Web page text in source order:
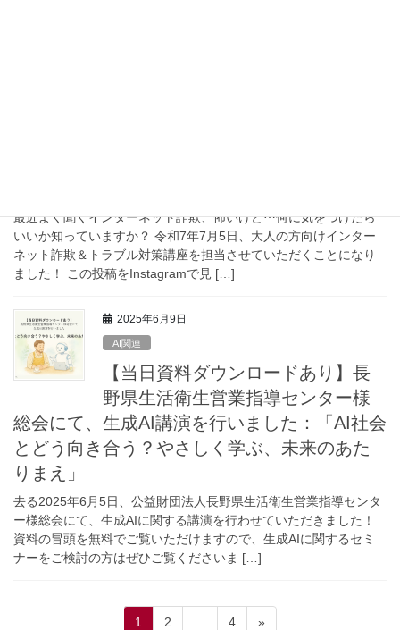
最近よく聞くインターネット詐欺、怖いけど⋯何に気をつけたら
いいか知っていますか？ 令和7年7月5日、大人の方向けインター
ネット詐欺＆トラブル対策講座を担当させていただくことになり
ました！ この投稿をInstagramで見 […]
2025年6月9日
AI関連
【当日資料ダウンロードあり】長
野県生活衛生営業指導センター様
総会にて、生成AI講演を行いました：「AI社会
とどう向き合う？やさしく学ぶ、未来のあた
りまえ」
去る2025年6月5日、公益財団法人長野県生活衛生営業指導センタ
ー様総会にて、生成AIに関する講演を行わせていただきました！
資料の冒頭を無料でご覧いただけますので、生成AIに関するセミ
ナーをご検討の方はぜひご覧くださいま […]
固1
固
2
固
4 »